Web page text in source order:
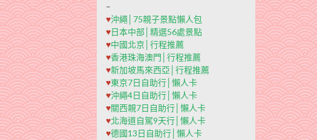
–
♥沖繩│75親子景點懶人包
♥日本中部│精選56處景點
♥中國北京│行程推薦
♥香港珠海澳門│行程推薦
♥新加坡馬來西亞│行程推薦
♥東京7日自助行│懶人卡
♥沖繩4日自助行│懶人卡
♥關西親7日自助行│懶人卡
♥北海道自駕9天行│懶人卡
♥德國13日自助行│懶人卡